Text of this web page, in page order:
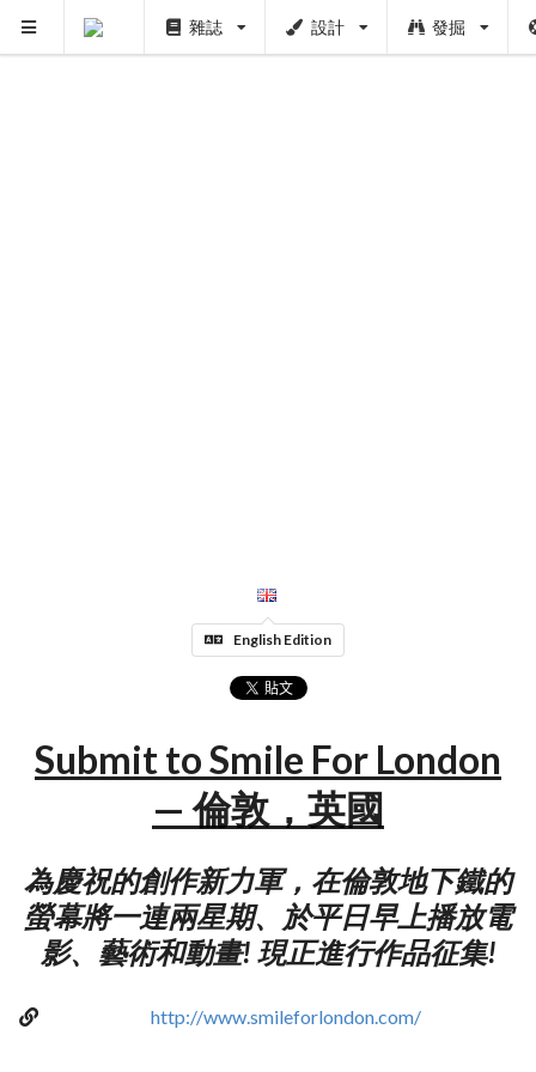
雜誌 設計 發掘
English Edition
Submit to Smile For London
— 倫敦，英國
為慶祝的創作新力軍，在倫敦地下鐵的
螢幕將一連兩星期、於平日早上播放電
影、藝術和動畫! 現正進行作品征集!
http://www.smileforlondon.com/